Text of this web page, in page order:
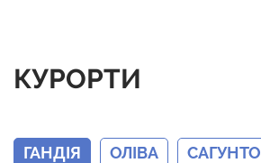
КУРОРТИ
ГАНДІЯ ОЛІВА САГУНТО